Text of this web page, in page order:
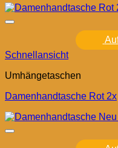
Schnellansicht
Umhängetaschen
Damenhandtasche Rot 2x